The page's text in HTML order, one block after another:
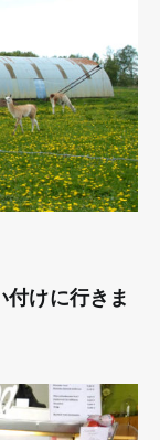
付けに行きま